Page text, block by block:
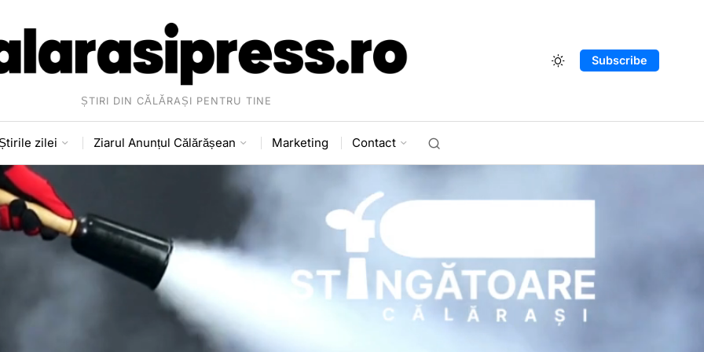
ȘTIRI DIN CĂLĂRAȘI PENTRU TINE
Subscribe
zilei Ziarul Anunțul Călărășean Marketing Contact